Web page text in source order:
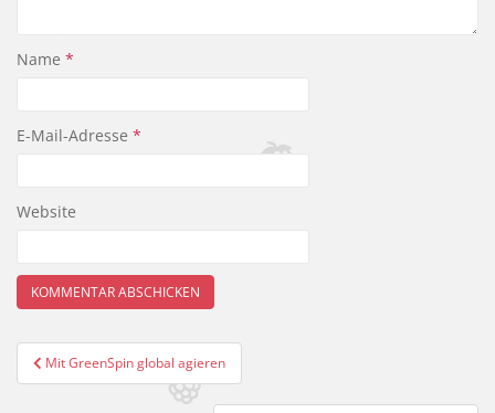
Name *
E-Mail-Adresse *
Website
Beitragsnavigation
Mit GreenSpin global agieren